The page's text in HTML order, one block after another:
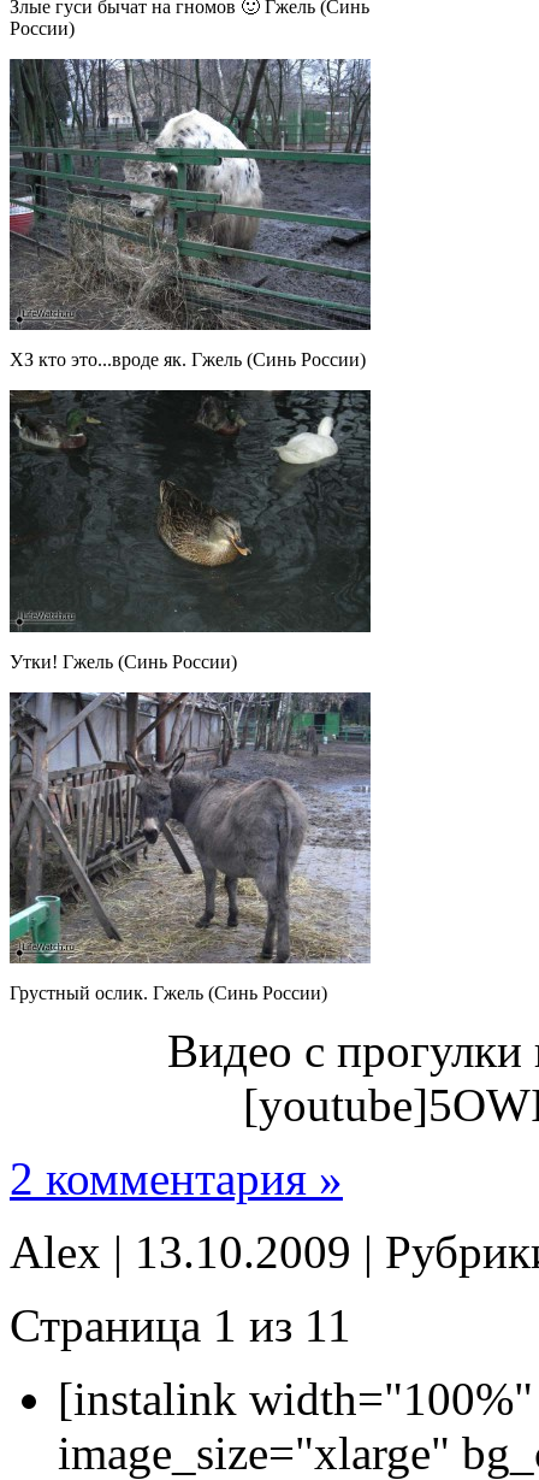
Злые гуси бычат на гномов 🙂 Гжель (Синь
России)
ХЗ кто это...вроде як. Гжель (Синь России)
Утки! Гжель (Синь России)
Грустный ослик. Гжель (Синь России)
Видео с
2 комментария »
Alex | 13.10.2009 |
Страница 1 из 11
[instalink
image_size="xlarge"